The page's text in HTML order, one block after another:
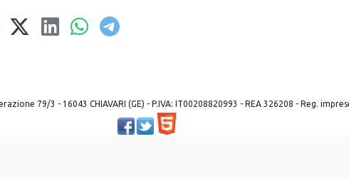
79/3 - 16043 CHIAVARI (GE) - P.IVA: IT00208820993 - REA 326208 - Reg.